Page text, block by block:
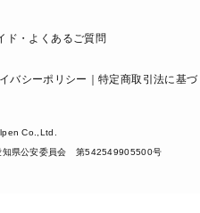
ド・よくあるご質問
バシーポリシー 特定商取引法に基
Co.,Ltd.
知県公安委員会 第542549905500号